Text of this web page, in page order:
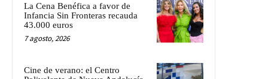
La Cena Benéfica a favor de
Infancia Sin Fronteras recauda
43.000 euros
7 agosto, 2026
Cine de verano: el Centro